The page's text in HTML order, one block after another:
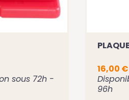
sous 72h -
16,00
96h